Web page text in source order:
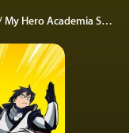
ჩემი საგმირო აკადემია სეზონი 1 / My Hero Academia Season 1